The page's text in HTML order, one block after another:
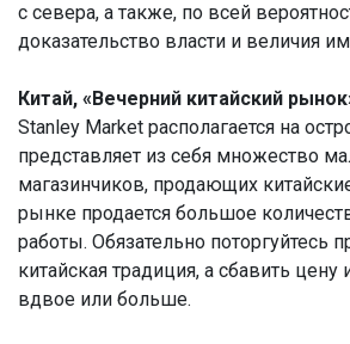
с севера, а также, по всей
доказательство власти и величия
Китай, «Вечерний китайский
Stanley Market располагается на
представляет из себя множество
магазинчиков, продающих
рынке продается большое
работы. Обязательно поторгуйтесь
китайская традиция, а сбавить цену
вдвое или больше.